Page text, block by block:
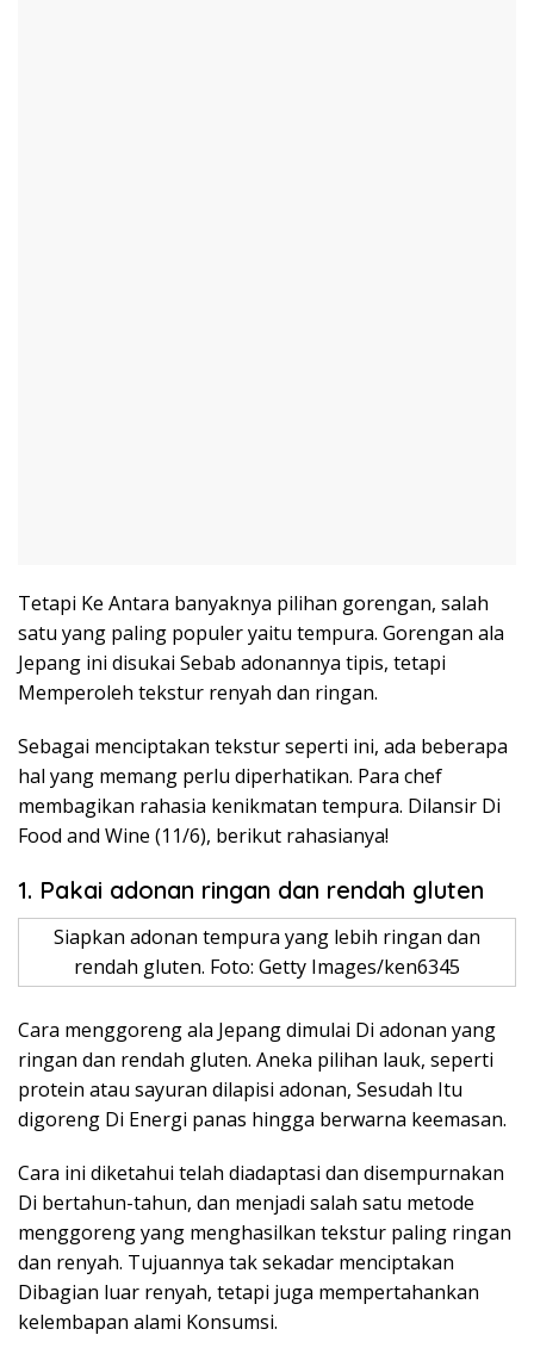
Tetapi Ke Antara banyaknya pilihan gorengan, salah
satu yang paling populer yaitu tempura. Gorengan ala
Jepang ini disukai Sebab adonannya tipis, tetapi
Memperoleh tekstur renyah dan ringan.
Sebagai menciptakan tekstur seperti ini, ada beberapa
hal yang memang perlu diperhatikan. Para chef
membagikan rahasia kenikmatan tempura. Dilansir Di
Food and Wine (11/6), berikut rahasianya!
1. Pakai adonan ringan dan rendah gluten
Siapkan adonan tempura yang lebih ringan dan
rendah gluten. Foto: Getty Images/ken6345
Cara menggoreng ala Jepang dimulai Di adonan yang
ringan dan rendah gluten. Aneka pilihan lauk, seperti
protein atau sayuran dilapisi adonan, Sesudah Itu
digoreng Di Energi panas hingga berwarna keemasan.
Cara ini diketahui telah diadaptasi dan disempurnakan
Di bertahun-tahun, dan menjadi salah satu metode
menggoreng yang menghasilkan tekstur paling ringan
dan renyah. Tujuannya tak sekadar menciptakan
Dibagian luar renyah, tetapi juga mempertahankan
kelembapan alami Konsumsi.